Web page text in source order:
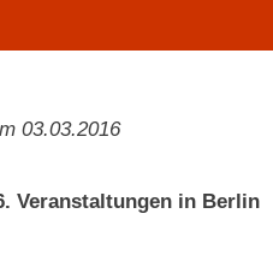
03.03.2016
Veranstaltungen in Berlin